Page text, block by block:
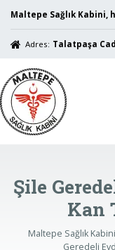
Maltepe Sağlık Kabini,
Adres: Talatpaşa
Şile
Kan
Maltepe Sağlık
Geredeli